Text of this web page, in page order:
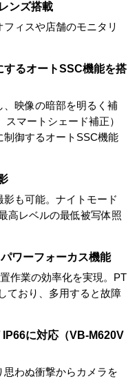
ンズ搭載
ィスや店舗のモニタリ
るオートSSC機能を搭
映像の暗部を明るく補
マートシェード補正）
制御するオートSSC機能
も可能。ナイトモード
高レベルの最低被写体照
ワーフォーカス機能
作業の効率化を実現。PT
ており、多用すると故障
に対応（VB-M620V
わぬ衝撃からカメラを